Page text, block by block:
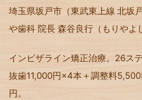
埼玉県坂戸市（東武東上線 北坂
や歯科 院長 森谷良行（もりやよ
インビザライン矯正治療。26ス
抜歯11,000円×4本＋調整料
円。